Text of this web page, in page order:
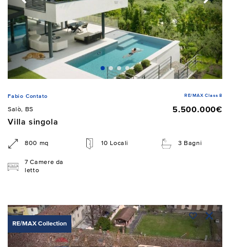
Fabio Contato RE/MAX Class 8
Salò, BS
5.500.000€
Villa singola
800 mq 10 Locali 3 Bagni
7 Camere da
letto
RE/MAX Collection